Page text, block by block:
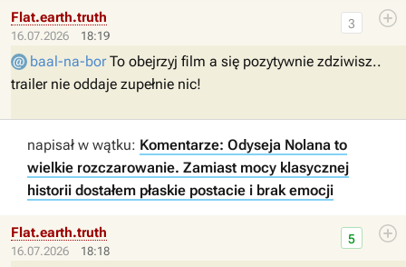
16.07.2026 18:19
3
Flat.earth.truth
baal-na-borTo obejrzyj film a się pozytywnie zdziwisz..
trailer nie oddaje zupełnie nic!
napisał w wątku: Komentarze: Odyseja Nolana to
wielkie rozczarowanie. Zamiast mocy klasycznej
historii dostałem płaskie postacie i brak emocji
16.07.2026 18:18
5
Flat.earth.truth